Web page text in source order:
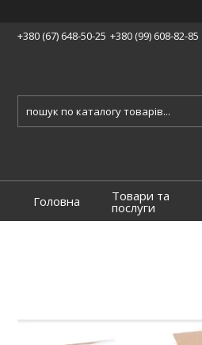
+380 (67) 648-50-25 +380 (99) 608-82-85
Головна Товари та
послуги